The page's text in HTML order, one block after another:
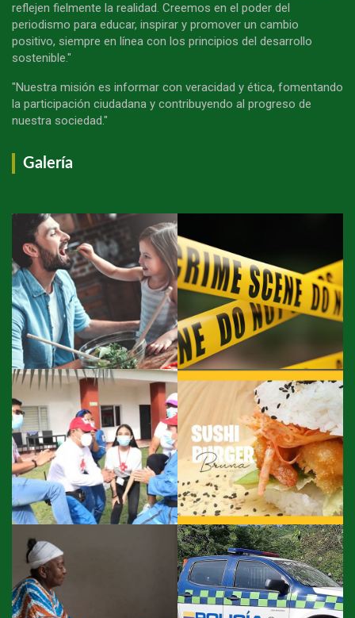
reflejen fielmente la realidad. Creemos en el poder del
periodismo para educar, inspirar y promover un cambio
positivo, siempre en línea con los principios del desarrollo
sostenible."
"Nuestra misión es informar con veracidad y ética, fomentando
la participación ciudadana y contribuyendo al progreso de
nuestra sociedad."
Galería